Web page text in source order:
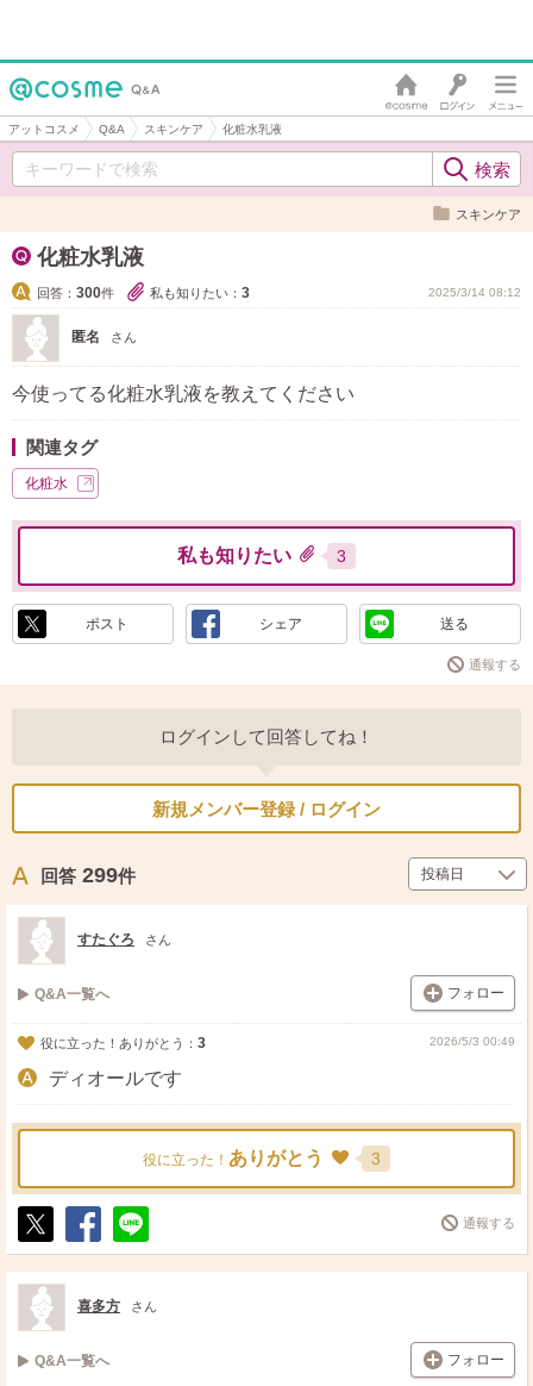
アットコスメ Q&A スキンケア 化粧水乳液
スキンケア
化粧水乳液
回答： 300件 私も知りたい： 3 2025/3/14 08:12
匿名 さん
今使ってる化粧水乳液を教えてください
関連タグ
化粧水
私も知りたい 3
ポスト シェア 送る
通報する
ログインして回答してね！
新規メンバー登録 / ログイン
回答 299件
すたぐろ さん
Q&A一覧へ フォロー
役に立った！ありがとう： 3 2026/5/3 00:49
ディオールです
役に立った！ ありがとう 3
ポ
ス
ト
シ
ェ
送
る
通報する
喜多方 さん
Q&A一覧へ フォロー